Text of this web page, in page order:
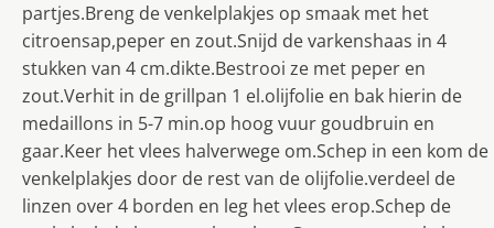
partjes.Breng de venkelplakjes op smaak met het
citroensap,peper en zout.Snijd de varkenshaas in 4
stukken van 4 cm.dikte.Bestrooi ze met peper en
zout.Verhit in de grillpan 1 el.olijfolie en bak hierin de
medaillons in 5-7 min.op hoog vuur goudbruin en
gaar.Keer het vlees halverwege om.Schep in een kom de
venkelplakjes door de rest van de olijfolie.verdeel de
linzen over 4 borden en leg het vlees erop.Schep de